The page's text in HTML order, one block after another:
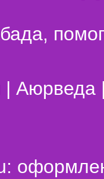
| Аюрведа